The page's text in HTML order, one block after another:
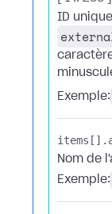
ID
Exemple:
items[].​
Nom de
Exemple: